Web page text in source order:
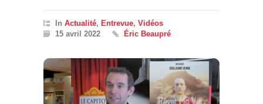
In Actualité, Entrevue, Vidéos
15 avril 2022
Éric Beaupré